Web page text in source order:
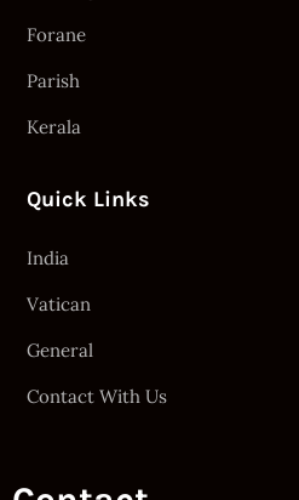
Forane
Parish
Kerala
Quick Links
India
Vatican
General
Contact With Us